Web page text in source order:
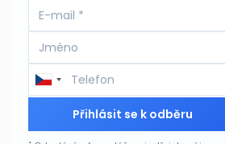
Přihlásit se k odběru